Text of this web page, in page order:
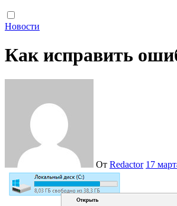
Новости
Как исправить
От Redactor 17